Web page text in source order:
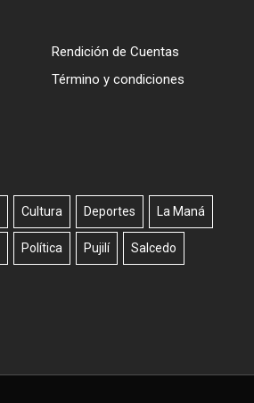
Rendición de Cuentas
Término y condiciones
Cultura Deportes La Maná
Política Pujilí Salcedo